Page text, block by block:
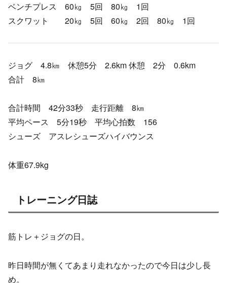
ベンチプレス 60㎏ 5回 80㎏ 1回
スクワット 20㎏ 5回 60㎏ 2回 80㎏ 1回
ジョグ 4.8㎞ 休憩5分 2.6km 休憩 2分 0.6km
合計 8㎞
合計時間 42分33秒 走行距離 8㎞
平均ペース 5分19秒 平均心拍数 156
シューズ アスレシューズハイバウンス
体重67.9kg
トレーニング日誌
筋トレ＋ジョグの日。
昨日時間が無くてあまり走れなかったので今日は少し長
め。